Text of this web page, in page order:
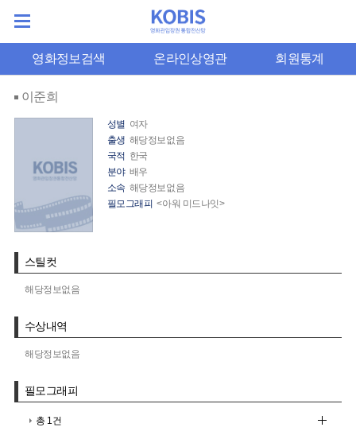
영화정보검색 온라인상영관 회원통계
이준희
성별 여자
출생 해당정보없음
국적 한국
분야 배우
소속 해당정보없음
필모그래피 <아워 미드나잇>
스틸컷
해당정보없음
수상내역
해당정보없음
필모그래피
총 1건